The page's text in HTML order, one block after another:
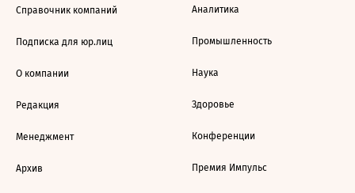
Справочник компаний
Подписка для юр.лиц
О компании
Редакция
Менеджмент
Архив
Аналитика
Промышленность
Наука
Здоровье
Конференции
Премия Импульс